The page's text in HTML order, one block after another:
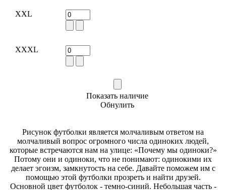
XXL
XXXL
Показать наличие
Обнулить
Рисунок футболки является молчаливым ответом на
молчаливый вопрос огромного числа одиноких людей,
которые встречаются нам на улице: «Почему мы одиноки?»
Потому они и одиноки, что не понимают: одинокими их
делает эгоизм, замкнутость на себе. Давайте поможем им с
помощью этой футболки прозреть и найти друзей.
Основной цвет футболок - темно-синий. Небольшая часть -